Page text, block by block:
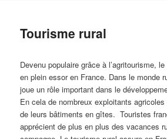
Tourisme rural
Devenu populaire grâce à l’agritourisme,
en plein essor en France. Dans le monde
joue un rôle important dans le
En cela de nombreux exploitants
de leurs bâtiments en gîtes. Touristes
apprécient de plus en plus des vacances